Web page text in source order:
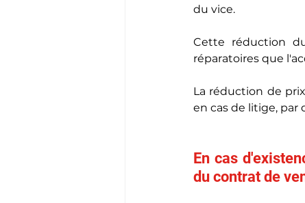
du vice.
Cette réduction
réparatoires que
La réduction de
en cas de litige, par
En cas
du contrat de